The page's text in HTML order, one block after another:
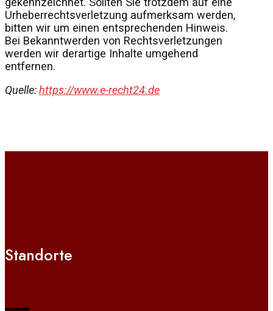
Urheberrechtsverletzung aufmerksam werden,
bitten wir um einen entsprechenden Hinweis.
Bei Bekanntwerden von Rechtsverletzungen
werden wir derartige Inhalte umgehend
entfernen.
Quelle:https://www.e-recht24.de
Standorte